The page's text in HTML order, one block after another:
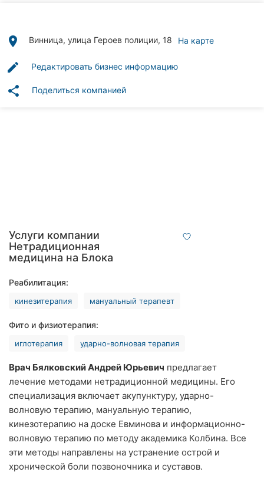
рубрики
Хмельницкий
Одесса
Кропивницкий
Харьков
Запорожье
Днепр
Львов
place Винница, улица Героев полиции, 18 На карте
edit Редактировать бизнес информацию
share Поделиться компанией
Услуги компании
Нетрадиционная
медицина на Блока
Реабилитация:
кинезитерапия мануальный терапевт
Фито и физиотерапия:
иглотерапия ударно-волновая терапия
Врач Бялковский Андрей Юрьевич предлагает
лечение методами нетрадиционной медицины. Его
специализация включает акупунктуру, ударно-
волновую терапию, мануальную терапию,
кинезотерапию на доске Евминова и информационно-
волновую терапию по методу академика Колбина. Все
эти методы направлены на устранение острой и
хронической боли позвоночника и суставов.